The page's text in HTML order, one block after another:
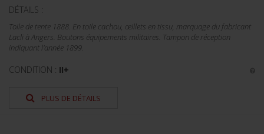
DÉTAILS :
Toile de tente 1888. En toile cachou, œillets en tissu, marquage du fabricant
Lacli à Angers. Boutons équipements militaires. Tampon de réception
indiquant l'année 1899.
CONDITION : II+
PLUS DE DÉTAILS